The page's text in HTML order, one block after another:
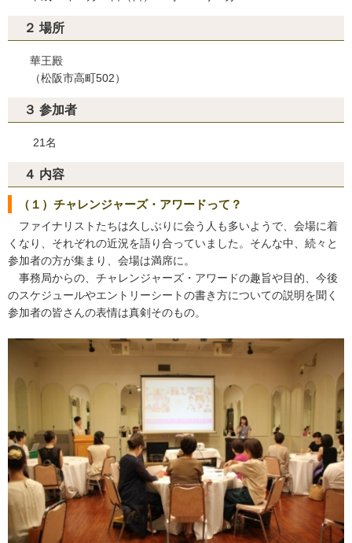
２ 場所
華王殿
（松阪市高町502）
３ 参加者
21名
４ 内容
（１）チャレンジャーズ・アワードって？
ファイナリストたちは久しぶりに会う人も多いようで、会場に着
くなり、それぞれの近況を語り合っていました。そんな中、続々と
参加者の方が集まり、会場は満席に。
事務局からの、チャレンジャーズ・アワードの趣旨や目的、今後
のスケジュールやエントリーシートの書き方についての説明を聞く
参加者の皆さんの表情は真剣そのもの。